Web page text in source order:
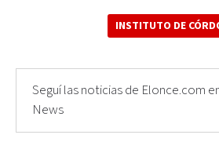
INSTITUTO DE
Seguí las noticias de Elonce.com
News